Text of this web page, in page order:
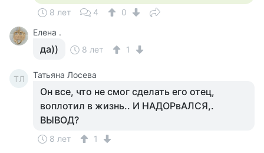
8 лет 4
0
Елена .
да)) 8 лет 1
ТЛ Татьяна Лосева
Он все, что не смог сделать его отец,
воплотил в жизнь.. И НАДОРвАЛСЯ,.
ВЫВОД?
8 лет
1